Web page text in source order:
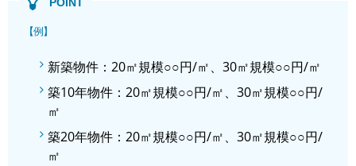
【例】
新築物件：20㎡規模○○円/㎡、30㎡規模○○円/㎡
築10年物件：20㎡規模○○円/㎡、30㎡規模○○円/
㎡
築20年物件：20㎡規模○○円/㎡、30㎡規模○○円/
㎡